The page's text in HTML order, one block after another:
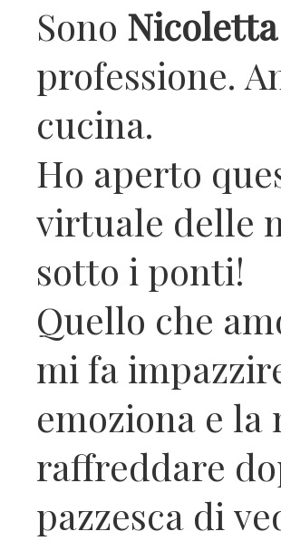
Sono Nicoletta
professione.
cucina.
Ho aperto
virtuale delle
sotto i ponti!
Quello che
mi fa
emoziona e
raffreddare
pazzesca di